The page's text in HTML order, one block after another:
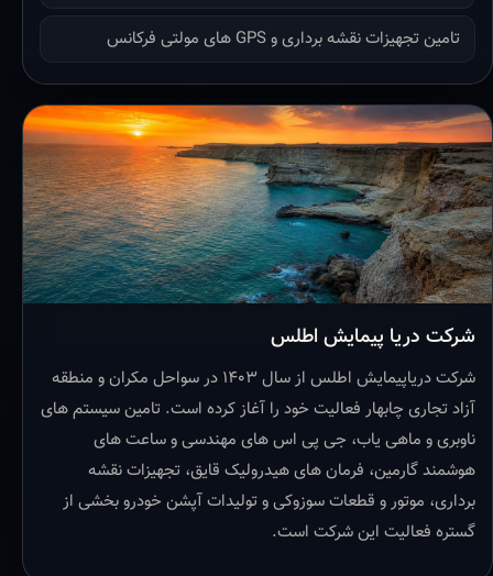
تامین تجهیزات نقشه برداری و GPS های مولتی فرکانس
شرکت دریا پیمایش اطلس
شرکت دریاپیمایش اطلس از سال ۱۴۰۳ در سواحل مکران و منطقه
آزاد تجاری چابهار فعالیت خود را آغاز کرده است. تامین سیستم های
ناوبری و ماهی یاب، جی پی اس های مهندسی و ساعت های
هوشمند گارمین، فرمان های هیدرولیک قایق، تجهیزات نقشه
برداری، موتور و قطعات سوزوکی و تولیدات آپشن خودرو بخشی از
گستره فعالیت این شرکت است.